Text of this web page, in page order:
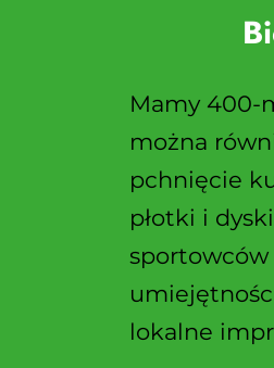
Mamy 400-
można
pchnięcie
płotki i
lokalne